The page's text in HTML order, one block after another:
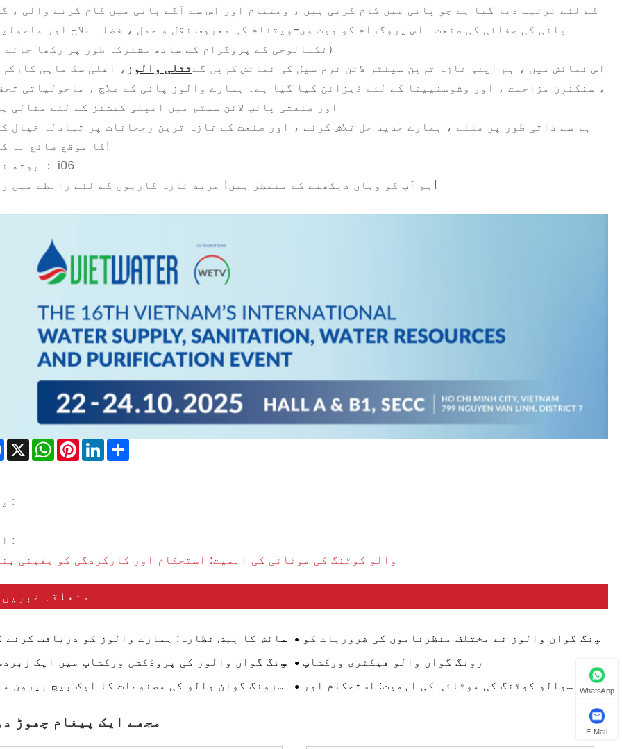
کے لئے ترتیب دیا گیا ہے جو پانی میں کام کرتی ہیں ، ویتنام اور اس سے آگے پانی میں کام کرنے والی ،
پانی کی صفائی کی صنعت۔ اس پروگرام کو ویت وی-ویتنام کی معروف نقل و حمل ، فضلہ علاج اور
ٹکنالوجی کے پروگرام کے ساتھ مشترکہ طور پر رکھا جائے گا۔）
اس نمائش میں ، ہم اپنی تازہ ترین سینٹر لائن نرم سیل کی نمائش کریں گےتتلی والوز، اعلی سگ ماہی
، سنکنرن مزاحمت ، اور وشوسنییتا کے لئے ڈیزائن کیا گیا ہے۔ ہمارے والوز پانی کے علاج ، ماحولیاتی
اور صنعتی پائپ لائن سسٹم میں ایپلی کیشنز کے لئے مثالی
ہم سے ذاتی طور پر ملنے ، ہمارے جدید حل تلاش کرنے ، اور صنعت کے تازہ ترین رجحانات پر تبادلہ خیال
کا موقع ضائع نہ کریں!
بوتھ نمبر ： i06
ہم آپ کو وہاں دیکھنے کے منتظر ہیں! مزید تازہ کاریوں کے لئے رابطے میں رہیں!
Facebook
X WhatsApp
PinterestLinkedIn
پچھلا :
اگلے :
والو کوٹنگ کی موٹائی کی اہمیت: استحکام اور کارکردگی کو یقینی
متعلقہ
نمائش کا پیش نظارہ: ہمارے والوز کو دریافت کرنے
لیے ایشیا واٹر 2026 میں ہمارے ساتھ شامل ہوں۔
ژونگ گوان والوز نے مختلف منظرناموں کی ضروریات کو
پورا کرنے کے لئے دو ٹکڑے اور تین ٹکڑے والے بال
والوز تیار کیے ہیں۔
زونگ گوان والوز کی پروڈکشن ورکشاپ میں ایک
تعمیراتی تیزی کا مشاہدہ کیا گیا
زونگ گوان والو فیکٹری ورکشاپ
زونگ گوان والو کی مصنوعات کا ایک بیچ بیرون
والو کوٹنگ کی موٹائی کی اہمیت: استحکام اور
مجھے ایک پیغام چھوڑ
WhatsApp
E-Mail